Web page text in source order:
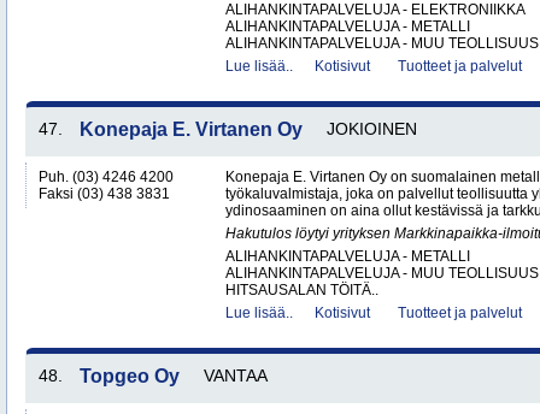
ALIHANKINTAPALVELUJA - ELEKTRONIIKKA
ALIHANKINTAPALVELUJA - METALLI
ALIHANKINTAPALVELUJA - MUU
Lue lisää..
Kotisivut Tuotteet ja palvelut
47. Konepaja E. Virtanen Oy JOKIOINEN
Puh. (03) 4246 4200
Faksi (03) 438 3831
Konepaja E. Virtanen Oy on suomalainen
työkaluvalmistaja, joka on palvellut teollisuutta
ydinosaaminen on aina ollut kestävissä ja
Hakutulos löytyi yrityksen Markkinapaikka-
ALIHANKINTAPALVELUJA - METALLI
ALIHANKINTAPALVELUJA - MUU TEOLLISUUS
HITSAUSALAN TÖITÄ..
Lue lisää..
Kotisivut Tuotteet ja palvelut
48. Topgeo Oy VANTAA